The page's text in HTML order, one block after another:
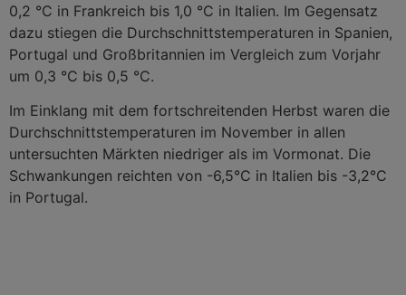
0,2 °C in Frankreich bis 1,0 °C in Italien. Im Gegensatz
dazu stiegen die Durchschnittstemperaturen in Spanien,
Portugal und Großbritannien im Vergleich zum Vorjahr
um 0,3 °C bis 0,5 °C.
Im Einklang mit dem fortschreitenden Herbst waren die
Durchschnittstemperaturen im November in allen
untersuchten Märkten niedriger als im Vormonat. Die
Schwankungen reichten von -6,5°C in Italien bis -3,2°C
in Portugal.